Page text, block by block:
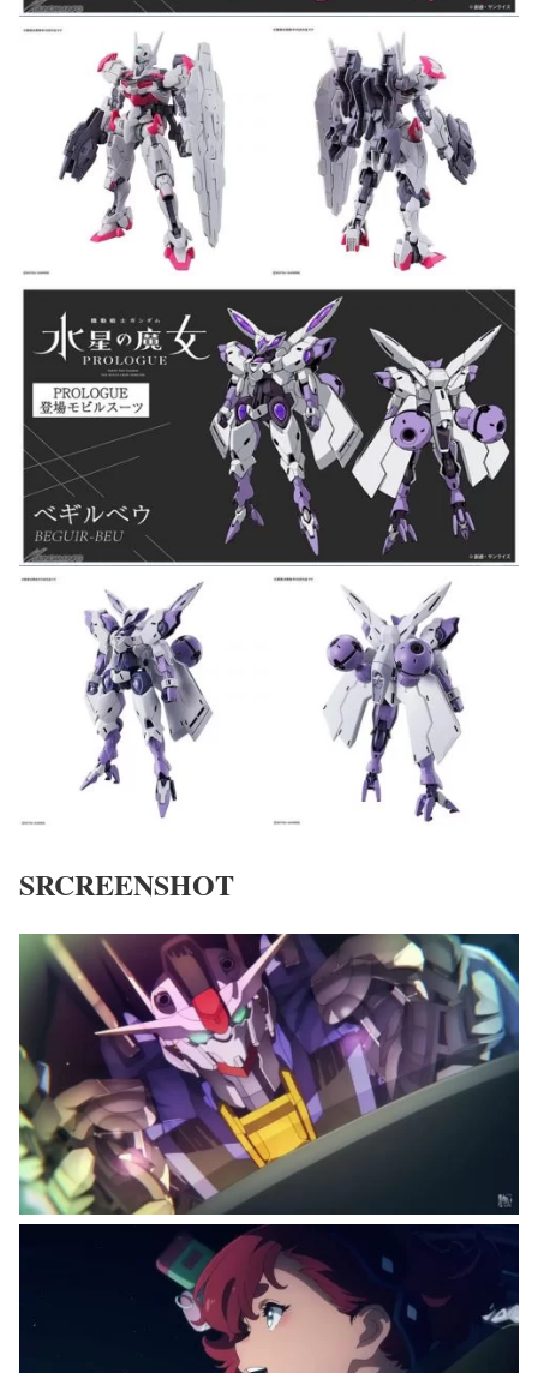
SRCREENSHOT